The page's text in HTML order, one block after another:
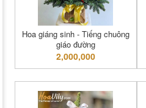
Hoa giáng sinh - Tiếng chuông
giáo đường
2,000,000